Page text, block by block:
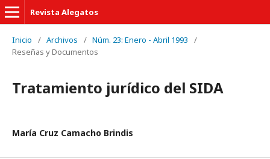
Revista Alegatos
Inicio / Archivos / Núm. 23: Enero - Abril 1993
/
Reseñas y Documentos
Tratamiento jurídico del SIDA
María Cruz Camacho Brindis